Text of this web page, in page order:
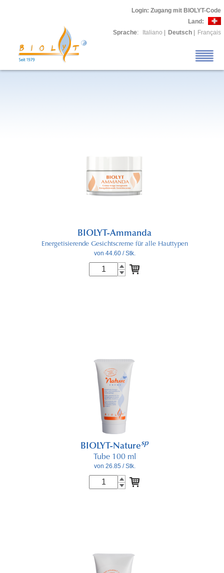
Login: Zugang mit BIOLYT-Code
Land:
Sprache: Italiano Deutsch Français
BIOLYT-Ammanda
Energetisierende Gesichtscreme für alle Hauttypen
von 44.60/ Stk.
BIOLYT-Naturesp
Tube 100 ml
von 26.85 / Stk.